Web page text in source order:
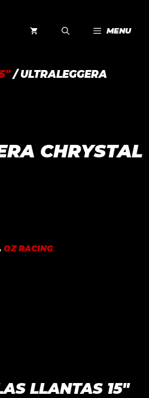
MENU
/ ULTRALEGGERA
CHRYSTAL
OZ RACING
LLANTAS 15″